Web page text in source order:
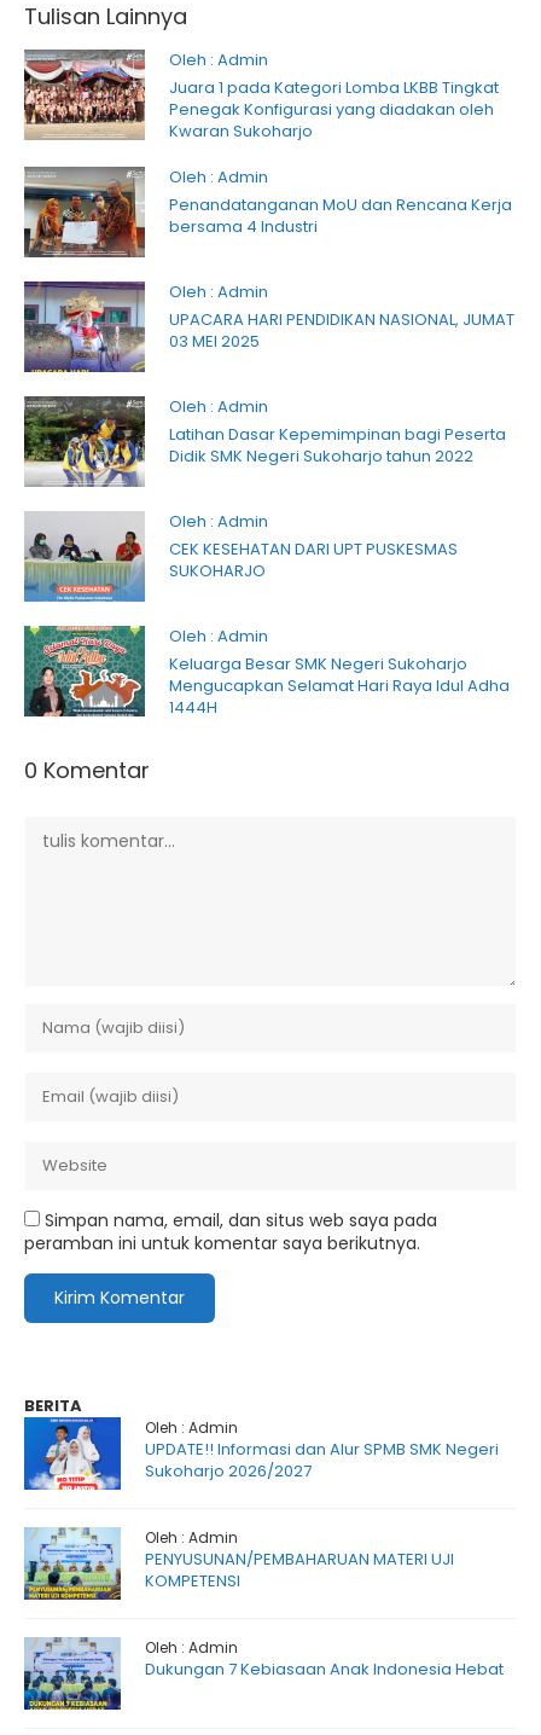
Tulisan Lainnya
Oleh : Admin
Juara 1 pada Kategori Lomba LKBB Tingkat
Penegak Konfigurasi yang diadakan oleh
Kwaran Sukoharjo
Oleh : Admin
Penandatanganan MoU dan Rencana Kerja
bersama 4 Industri
Oleh : Admin
UPACARA HARI PENDIDIKAN NASIONAL, JUMAT
03 MEI 2025
Oleh : Admin
Latihan Dasar Kepemimpinan bagi Peserta
Didik SMK Negeri Sukoharjo tahun 2022
Oleh : Admin
CEK KESEHATAN DARI UPT PUSKESMAS
SUKOHARJO
Oleh : Admin
Keluarga Besar SMK Negeri Sukoharjo
Mengucapkan Selamat Hari Raya Idul Adha
1444H
0 Komentar
Simpan nama, email, dan situs web saya pada
peramban ini untuk komentar saya berikutnya.
BERITA
Oleh : Admin
UPDATE!! Informasi dan Alur SPMB SMK Negeri
Sukoharjo 2026/2027
Oleh : Admin
PENYUSUNAN/PEMBAHARUAN MATERI UJI
KOMPETENSI
Oleh : Admin
Dukungan 7 Kebiasaan Anak Indonesia Hebat